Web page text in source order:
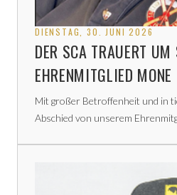
DIENSTAG, 30. JUNI 2026
DER SCA TRAUERT UM
EHRENMITGLIED MONE
Mit großer Betroffenheit und in
Abschied von unserem